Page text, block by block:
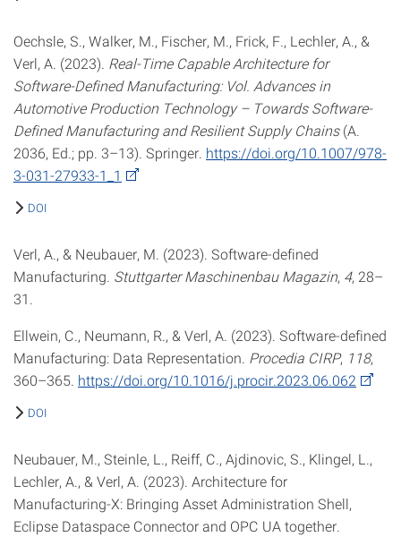
Oechsle, S., Walker, M., Fischer, M., Frick, F., Lechler, A., &
Verl, A. (2023). Real-Time Capable Architecture for
Software-Defined Manufacturing: Vol. Advances in
Automotive Production Technology – Towards Software-
Defined Manufacturing and Resilient Supply Chains(A.
2036, Ed.; pp. 3–13). Springer. https://doi.org/10.1007/978-
3-031-27933-1_1
DOI
Verl, A., & Neubauer, M. (2023). Software-defined
Manufacturing. Stuttgarter Maschinenbau Magazin, 4, 28–
31.
Ellwein, C., Neumann, R., & Verl, A. (2023). Software-defined
Manufacturing: Data Representation. Procedia CIRP, 118,
360–365. https://doi.org/10.1016/j.procir.2023.06.062
DOI
Neubauer, M., Steinle, L., Reiff, C., Ajdinovic, S., Klingel, L.,
Lechler, A., & Verl, A. (2023). Architecture for
Manufacturing-X: Bringing Asset Administration Shell,
Eclipse Dataspace Connector and OPC UA together.